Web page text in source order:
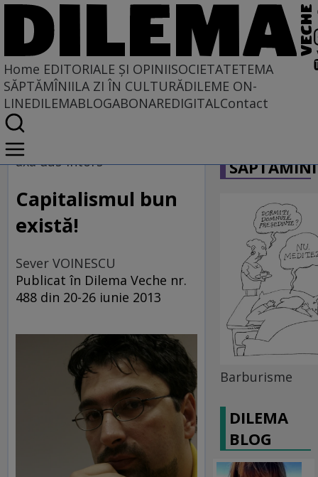
Home EDITORIALE ȘI OPINIISOCIETATETEMA
SĂPTĂMÎNIILA ZI ÎN CULTURĂDILEME ON-
LINEDILEMABLOGABONAREDIGITALContact
Home
EDITORIALE ȘI OPINII
axa dus-întors
Capitalismul bun
există!
Sever VOINESCU
Publicat în Dilema Veche nr.
488 din 20-26 iunie 2013
Barburisme
DILEMA
BLOG